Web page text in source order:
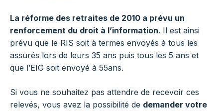
La réforme des retraites de 2010 a prévu un
renforcement du droit à l’information. Il est ainsi
prévu que le RIS soit à termes envoyés à tous les
assurés lors de leurs 35 ans puis tous les 5 ans et
que l’EIG soit envoyé à 55ans.
Si vous ne souhaitez pas attendre de recevoir ces
relevés, vous avez la possibilité de demander votre